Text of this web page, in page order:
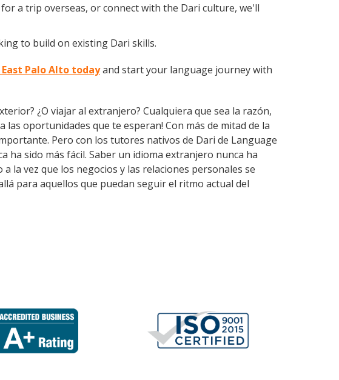
a trip overseas, or connect with the Dari culture, we'll
to build on existing Dari skills.
Palo Alto todayand start your language journey with
¿O viajar al extranjero? Cualquiera que sea la razón,
oportunidades que te esperan! Con más de mitad de la
Pero con los tutores nativos de Dari de Language
sido más fácil. Saber un idioma extranjero nunca ha
la vez que los negocios y las relaciones personales se
para aquellos que puedan seguir el ritmo actual del